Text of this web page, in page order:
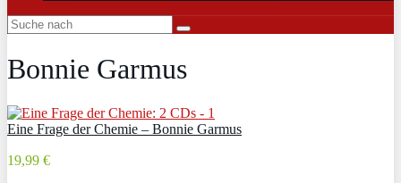
Bonnie Garmus
Eine Frage der Chemie – Bonnie Garmus
19,99 €